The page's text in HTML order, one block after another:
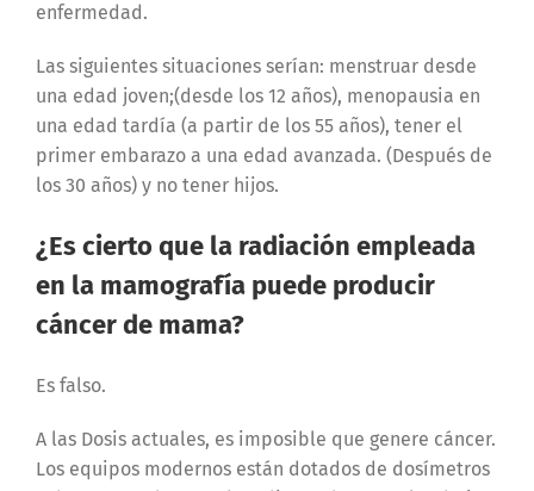
enfermedad.
Las siguientes situaciones serían: menstruar desde
una edad joven;(desde los 12 años), menopausia en
una edad tardía (a partir de los 55 años), tener el
primer embarazo a una edad avanzada. (Después de
los 30 años) y no tener hijos.
¿Es cierto que la radiación empleada
en la mamografía puede producir
cáncer de mama?
Es falso.
A las Dosis actuales, es imposible que genere cáncer.
Los equipos modernos están dotados de dosímetros